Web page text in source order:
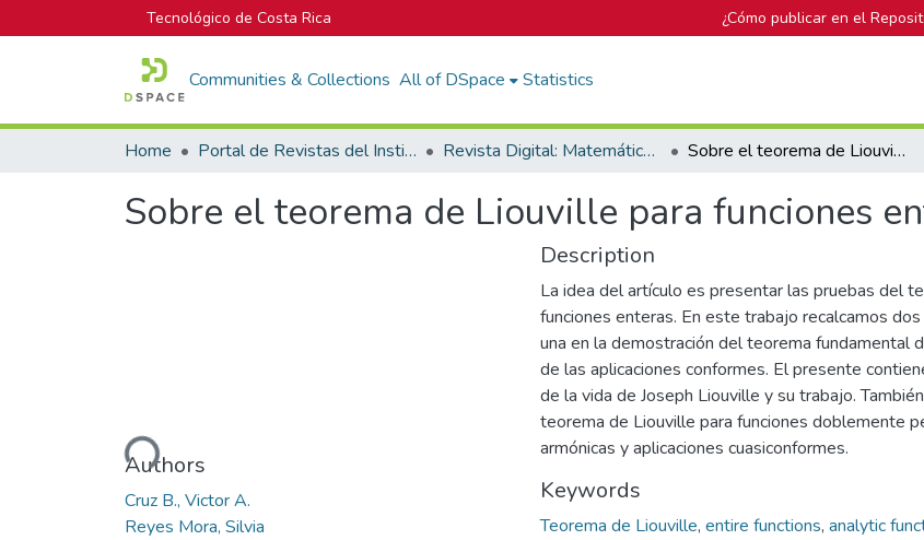
Tecnológico de Costa Rica ¿Cómo publicar en el
Communities & Collections All of DSpace Statistics
Home Portal de Revistas del Instituto Tecnológico de Costa Rica Revista Digital: Matemática, Educación e Internet Sobre el teorema de Liouville para funciones enteras
Sobre el teorema de Liouville para funciones
Loading...
Authors
Cruz B., Victor A.
Reyes Mora, Silvia
Description
La idea del artículo es presentar las pruebas del
funciones enteras. En este trabajo recalcamos
una en la demostración del teorema fundamental
de las aplicaciones conformes. El presente
de la vida de Joseph Liouville y su trabajo.
teorema de Liouville para funciones doblemente
armónicas y aplicaciones cuasiconformes.
Keywords
Teorema de Liouville, entire functions, analytic